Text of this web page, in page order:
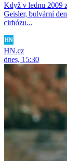
Když v lednu 2009
Geisler, bulvární
cirhózu...
HN.cz
dnes, 15:30